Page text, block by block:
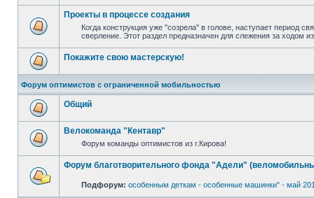
Проекты в процессе создания
Когда конструкция уже "созрела" в голове, наступает период
сверление. Этот раздел предназначен для слежения за ходом
Покажите свою мастерскую!
Форум оптимистов с ограниченной мобильностью
Общий
Велокоманда "Кентавр"
Форум команды оптимистов из г.Кирова!
Форум благотворительного фонда "Адели"
Подфорум: особенным деткам - особенные машинки" - май